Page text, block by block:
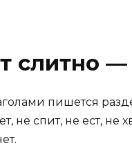
слитно
пишется
не спит, не ест, не